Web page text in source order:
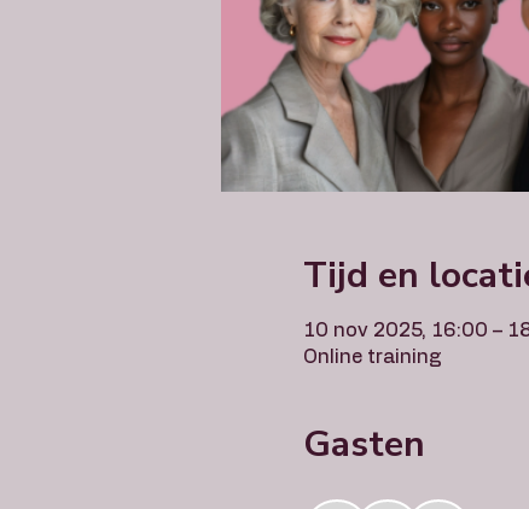
Tijd en
10 nov 2025, 16:00 –
Online training
Gasten